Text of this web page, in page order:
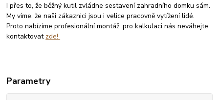
I přes to, že běžný kutil zvládne sestavení zahradního domku sám.
My víme, že naši zákaznici jsou i velice pracovně vytížení lidé.
Proto nabízíme profesionální montáž, pro kalkulaci nás neváhejte
kontaktovat zde!
Parametry